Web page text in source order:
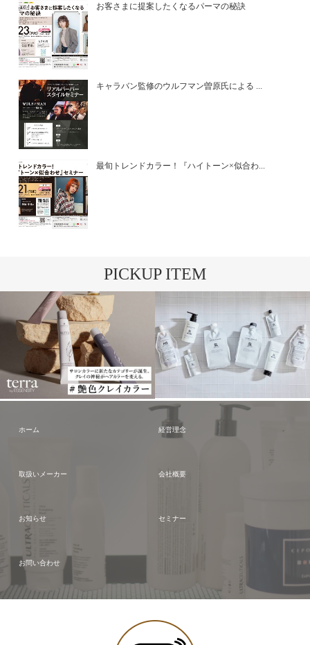
お客さまに提案したくなるパーマの秘訣
キャラバン監修のウルフマン曽原氏による ...
最旬トレンドカラー！『ハイトーン×似合わ...
PICKUP ITEM
ホーム 経営理念
取扱いメーカー 会社概要
お知らせ セミナー
お問い合わせ